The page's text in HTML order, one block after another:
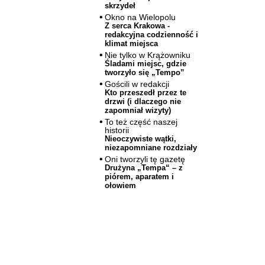
skrzydeł
Okno na Wielopolu
Z serca Krakowa -
redakcyjna codzienność i
klimat miejsca
Nie tylko w Krążowniku
Śladami miejsc, gdzie
tworzyło się „Tempo”
Gościli w redakcji
Kto przeszedł przez te
drzwi (i dlaczego nie
zapomniał wizyty)
To też część naszej
historii
Nieoczywiste wątki,
niezapomniane rozdziały
Oni tworzyli tę gazetę
Drużyna „Tempa“ – z
piórem, aparatem i
ołowiem